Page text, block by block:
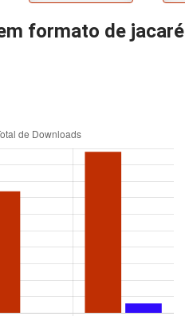
formato de jacaré